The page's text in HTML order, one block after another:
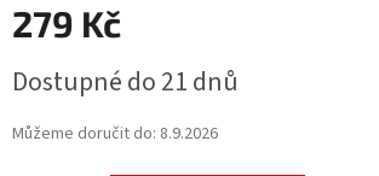
279 Kč
cena:
Dostupné do 21 dnů
Můžeme doručit do: 8.9.2026